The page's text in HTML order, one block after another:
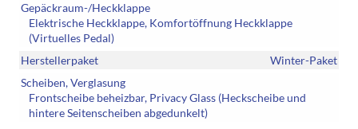
Gepäckraum-/Heckklappe
Elektrische Heckklappe, Komfortöffnung Heckklappe
(Virtuelles Pedal)
Herstellerpaket
Winter-Paket
Scheiben, Verglasung
Frontscheibe beheizbar, Privacy Glass (Heckscheibe und
hintere Seitenscheiben abgedunkelt)